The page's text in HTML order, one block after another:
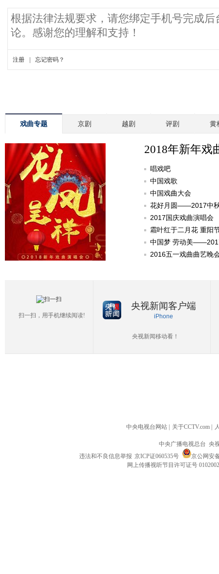
戏曲专题 京剧 越剧 评剧 黄
2018年新年戏
唱戏吧
中国戏歌
中国戏曲大会
花好月圆——2017中
2017国庆戏曲演唱会
霜叶红于二月花 重阳
中国梦 劳动美
2016五一戏曲曲艺晚
扫一扫，用手机继续阅读!
央视新闻客户端
iPhone
央视新闻移动看！
中央电视台网站 关于CCTV.com
中央广播电视总台 央
违法和不良信息举报 京ICP证060535号
京公网安
网上传播视听节目许可证号